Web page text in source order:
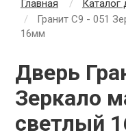
Главная Каталог
Гранит С9 - 051
16мм
Дверь
Зеркало
светлый